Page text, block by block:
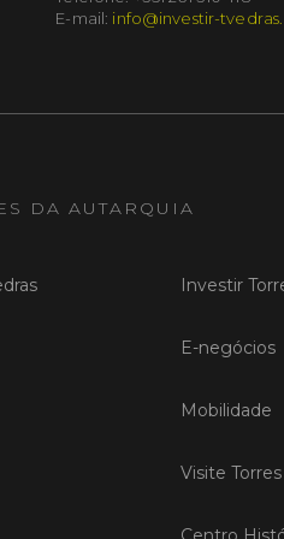
E-mail: info@investir-
DA AUTARQUIA
Investir
E-negócios
Mobilidade
Visite